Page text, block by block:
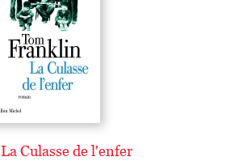
La Culasse de l'enfer